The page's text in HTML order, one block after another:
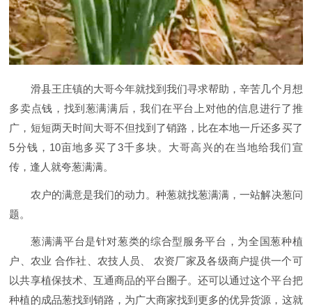
滑县王庄镇的大哥今年就找到我们寻求帮助，辛苦几个月想
多卖点钱，找到葱满满后，我们在平台上对他的信息进行了推
广，短短两天时间大哥不但找到了销路，比在本地一斤还多买了
5分钱，10亩地多买了3千多块。大哥高兴的在当地给我们宣
传，逢人就夸葱满满。
农户的满意是我们的动力。种葱就找葱满满，一站解决葱问
题。
葱满满平台是针对葱类的综合型服务平台，为全国葱种植
户、农业 合作社、农技人员、 农资厂家及各级商户提供一个可
以共享植保技术、互通商品的平台圈子。还可以通过这个平台把
种植的成品葱找到销路，为广大商家找到更多的优异货源，这就